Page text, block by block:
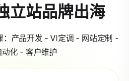
立站品牌出海
：产品开发 - VI定调 - 网站定制 -
动化 - 客户维护